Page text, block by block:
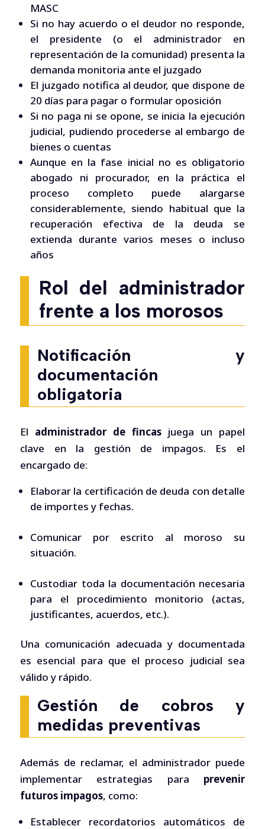
MASC
Si no hay acuerdo o el deudor no responde,
el presidente (o el administrador en
representación de la comunidad) presenta la
demanda monitoria ante el juzgado
El juzgado notifica al deudor, que dispone de
20 días para pagar o formular oposición
Si no paga ni se opone, se inicia la ejecución
judicial, pudiendo procederse al embargo de
bienes o cuentas
Aunque en la fase inicial no es obligatorio
abogado ni procurador, en la práctica el
proceso completo puede alargarse
considerablemente, siendo habitual que la
recuperación efectiva de la deuda se
extienda durante varios meses o incluso
años
Rol del administrador
frente a los morosos
Notificación y
documentación
obligatoria
El administrador de fincasjuega un papel
clave en la gestión de impagos. Es el
encargado de:
Elaborar la certificación de deuda con detalle
de importes y fechas.
Comunicar por escrito al moroso su
situación.
Custodiar toda la documentación necesaria
para el procedimiento monitorio (actas,
justificantes, acuerdos, etc.).
Una comunicación adecuada y documentada
es esencial para que el proceso judicial sea
válido y rápido.
Gestión de cobros y
medidas preventivas
Además de reclamar, el administrador puede
implementar estrategias para prevenir
futuros impagos, como:
Establecer recordatorios automáticos de